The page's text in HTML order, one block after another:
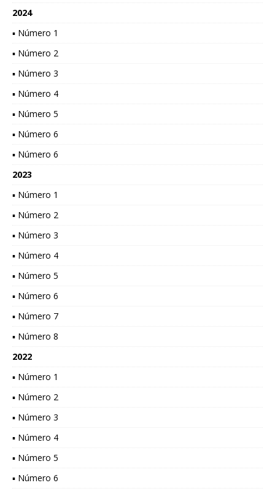
2024
▪ Número 1
▪ Número 2
▪ Número 3
▪ Número 4
▪ Número 5
▪ Número 6
▪ Número 6
2023
▪ Número 1
▪ Número 2
▪ Número 3
▪ Número 4
▪ Número 5
▪ Número 6
▪ Número 7
▪ Número 8
2022
▪ Número 1
▪ Número 2
▪ Número 3
▪ Número 4
▪ Número 5
▪ Número 6